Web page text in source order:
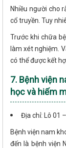
Nhiều người cho
cổ truyền. Tuy
Trước khi chữa
làm xét nghiệm.
có thể được kết
7. Bệnh viện
học và hiếm
Địa chỉ: Lô 01
Bệnh viện nam
đến là bệnh viện